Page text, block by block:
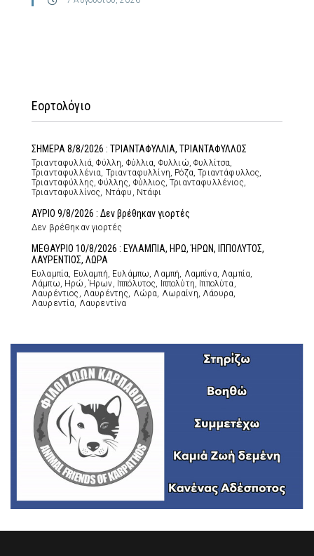
Εορτολόγιο
ΣΗΜΕΡΑ 8/8/2026 : ΤΡΙΑΝΤΑΦΥΛΛΙΑ, ΤΡΙΑΝΤΑΦΥΛΛΟΣ
Τριανταφυλλιά, Φύλλη, Φύλλια, Φυλλιώ, Φυλλίτσα,
Τριανταφυλλένια, Τριανταφυλλίνη, Ρόζα, Τριαντάφυλλος,
Τριανταφύλλης, Φύλλης, Φύλλιος, Τριανταφυλλένιος,
Τριανταφυλλίνος, Ντάφυ, Ντάφι
ΑΥΡΙΟ 9/8/2026 : Δεν βρέθηκαν γιορτές
Δεν βρέθηκαν γιορτές
ΜΕΘΑΥΡΙΟ 10/8/2026 : ΕΥΛΑΜΠΙΑ, ΗΡΩ, ΉΡΩΝ, ΙΠΠΟΛΥΤΟΣ,
ΛΑΥΡΕΝΤΙΟΣ, ΛΩΡΑ
Ευλαμπία, Ευλαμπή, Ευλάμπω, Λαμπή, Λαμπίνα, Λαμπία,
Λάμπω, Ηρώ, Ήρων, Ιππόλυτος, Ιππολύτη, Ιππολύτα,
Λαυρέντιος, Λαυρέντης, Λώρα, Λωραίνη, Λάουρα,
Λαυρεντία, Λαυρεντίνα